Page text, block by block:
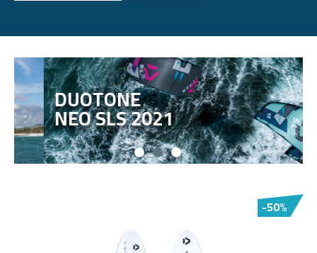
DUOTONE
NEO SLS 2021
-50%